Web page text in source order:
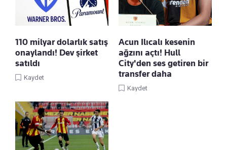
110 milyar dolarlık satış
onaylandı! Dev şirket
satıldı
Kaydet
Acun Ilıcalı kesenin
ağzını açtı! Hull
City'den ses getiren bir
transfer daha
Kaydet